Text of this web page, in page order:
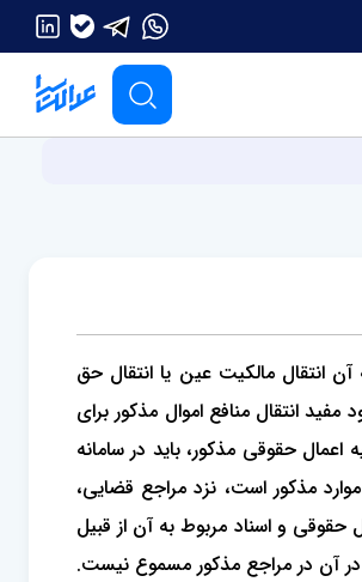
ایقاع که موضوع یا نتیجه آن انتقال مالکیت عین یا انتقال حق
انتقال منافع اموال مذکور برای
حقوقی مذکور، باید در سامانه
مذکور است، نزد مراجع قضایی،
و اسناد مربوط به آن از قبیل
در آن در مراجع مذکور مسموع نیست.